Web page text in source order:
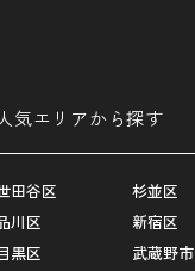
気エリアから探す
田谷区
川区
黒区
杉並区
新宿区
武蔵野市